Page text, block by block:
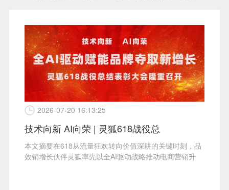
2026-07-20 16:13:25
技术向新 AI向荣 | 灵狐618战役总
本文摘要在618从流量狂欢转向价值深耕的关键时刻，品
效销增长伙伴灵狐率先以全AI驱动战略推动电商营销升